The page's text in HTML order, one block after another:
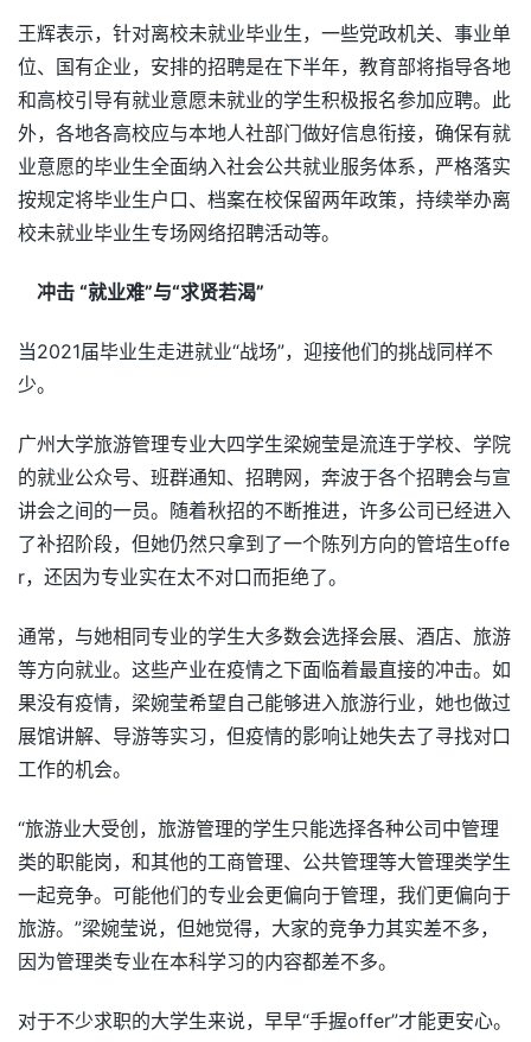
王辉表示，针对离校未就业毕业生，一些党政机关、事业单
位、国有企业，安排的招聘是在下半年，教育部将指导各地
和高校引导有就业意愿未就业的学生积极报名参加应聘。此
外，各地各高校应与本地人社部门做好信息衔接，确保有就
业意愿的毕业生全面纳入社会公共就业服务体系，严格落实
按规定将毕业生户口、档案在校保留两年政策，持续举办离
校未就业毕业生专场网络招聘活动等。
冲击 “就业难”与“求贤若渴”
当2021届毕业生走进就业“战场”，迎接他们的挑战同样不
少。
广州大学旅游管理专业大四学生梁婉莹是流连于学校、学院
的就业公众号、班群通知、招聘网，奔波于各个招聘会与宣
讲会之间的一员。随着秋招的不断推进，许多公司已经进入
了补招阶段，但她仍然只拿到了一个陈列方向的管培生offe
r，还因为专业实在太不对口而拒绝了。
通常，与她相同专业的学生大多数会选择会展、酒店、旅游
等方向就业。这些产业在疫情之下面临着最直接的冲击。如
果没有疫情，梁婉莹希望自己能够进入旅游行业，她也做过
展馆讲解、导游等实习，但疫情的影响让她失去了寻找对口
工作的机会。
“旅游业大受创，旅游管理的学生只能选择各种公司中管理
类的职能岗，和其他的工商管理、公共管理等大管理类学生
一起竞争。可能他们的专业会更偏向于管理，我们更偏向于
旅游。”梁婉莹说，但她觉得，大家的竞争力其实差不多，
因为管理类专业在本科学习的内容都差不多。
对于不少求职的大学生来说，早早“手握offer”才能更安心。